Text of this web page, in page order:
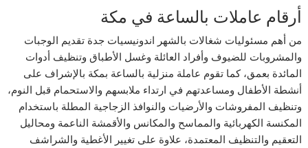
أرقام عاملات بالساعة في مكة
من أهم مسئوليات شغالات بالشهر اندونيسيات جدة تقديم الوجبات
والمشروبات للضيوف وأفراد العائلة وغسل الأطباق وتنظيف أدوات
المائدة بعمق، كما تقوم عاملة منزلية بالساعة بمكة بالإشراف على
أنشطة الأطفال ومساعدتهم في ارتداء ملابسهم والاستحمام قبل النوم،
وتنظيف المفروشات والأرضيات والنوافذ الزجاجية المطلة باستخدام
المكنسة الكهربائية والمماسح والمكانس والأقمشة الناعمة ومحاليل
التعقيم والتنظيف المعتمدة، علاوة على تغيير الأغطية والشراشف